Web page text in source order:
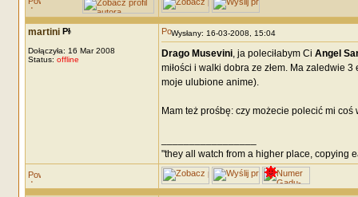
martini
Dołączyła: 16 Mar 2008
Status: offline
Wysłany: 16-03-2008, 15:04
Drago Musevini, ja poleciłabym Ci Angel
miłości i walki dobra ze złem. Ma zaledwie
moje ulubione anime).
Mam też prośbę: czy możecie polecić mi coś
"they all watch from a higher place, copying